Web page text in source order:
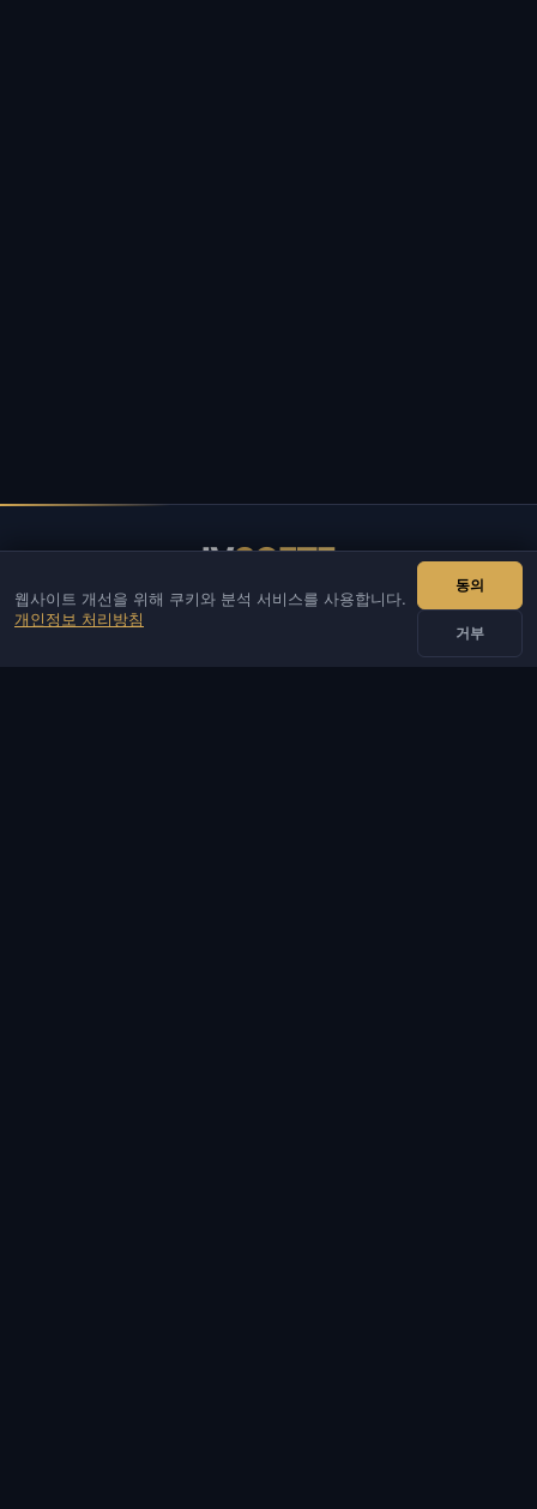
IVSOFTE
IVSOFTE — 소프트웨어 스토어. 소프트웨어 설치 및 실행 서비스
웹사이트 개선을 위해 쿠키와 분석 서비스를 사용합니다.
개인정보 처리방침
동의
거부